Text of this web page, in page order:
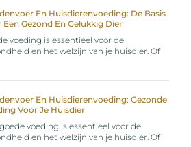
En Huisdierenvoeding: De Basis
Een Gezond En Gelukkig Dier
voeding is essentieel voor de
en het welzijn van je huisdier. Of
En Huisdierenvoeding: Gezonde
Voor Je Huisdier
voeding is essentieel voor de
en het welzijn van je huisdier. Of